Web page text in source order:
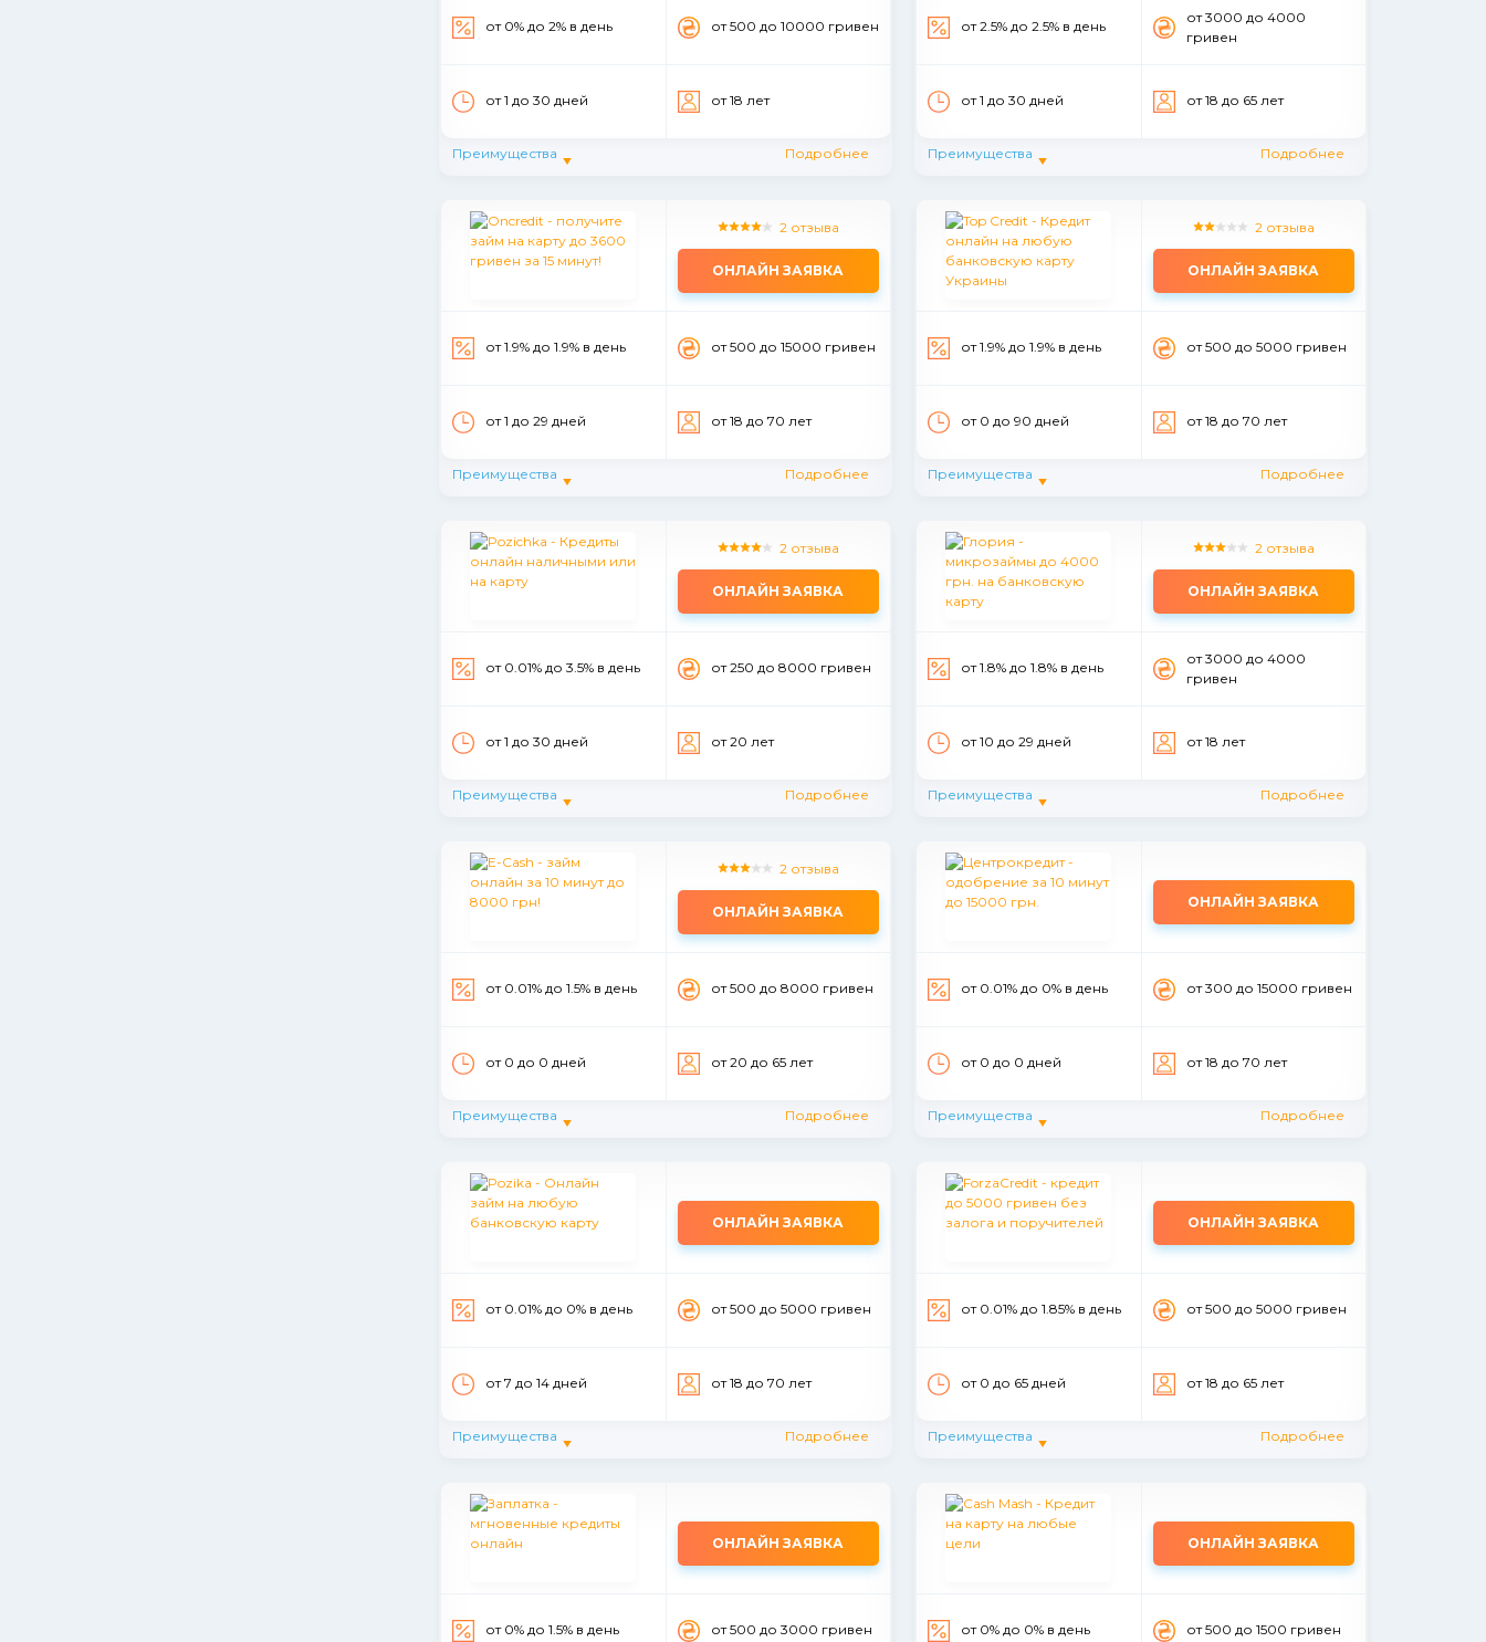
от 0% до 2% в день от 500 до 10000 гривен
от 1 до 30 дней от 18 лет
Преимущества Подробнее
от 2.5% до 2.5% в день
от 3000 до 4000
гривен
от 1 до 30 дней от 18 до 65 лет
Преимущества Подробнее
2 отзыва
ОНЛАЙН ЗАЯВКА
от 1.9% до 1.9% в день от 500 до 15000 гривен
от 1 до 29 дней от 18 до 70 лет
Преимущества Подробнее
2 отзыва
ОНЛАЙН ЗАЯВКА
от 1.9% до 1.9% в день от 500 до 5000 гривен
от 0 до 90 дней от 18 до 70 лет
Преимущества Подробнее
2 отзыва
ОНЛАЙН ЗАЯВКА
от 0.01% до 3.5% в день от 250 до 8000 гривен
от 1 до 30 дней от 20 лет
Преимущества Подробнее
2 отзыва
ОНЛАЙН ЗАЯВКА
от 1.8% до 1.8% в день
от 3000 до 4000
гривен
от 10 до 29 дней от 18 лет
Преимущества Подробнее
2 отзыва
ОНЛАЙН ЗАЯВКА
от 0.01% до 1.5% в день от 500 до 8000 гривен
от 0 до 0 дней от 20 до 65 лет
Преимущества Подробнее
ОНЛАЙН ЗАЯВКА
от 0.01% до 0% в день от 300 до 15000 гривен
от 0 до 0 дней от 18 до 70 лет
Преимущества Подробнее
ОНЛАЙН ЗАЯВКА
от 0.01% до 0% в день от 500 до 5000 гривен
от 7 до 14 дней от 18 до 70 лет
Преимущества Подробнее
ОНЛАЙН ЗАЯВКА
от 0.01% до 1.85% в день от 500 до 5000 гривен
от 0 до 65 дней от 18 до 65 лет
Преимущества Подробнее
ОНЛАЙН ЗАЯВКА
от 0% до 1.5% в день от 500 до 3000 гривен
ОНЛАЙН ЗАЯВКА
от 0% до 0% в день от 500 до 1500 гривен